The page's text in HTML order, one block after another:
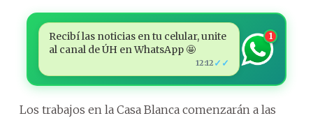
Recibí las noticias en tu celular, unite
al canal de ÚH en WhatsApp 🤩
12:12 ✓✓
1
Los trabajos en la Casa Blanca comenzarán a las